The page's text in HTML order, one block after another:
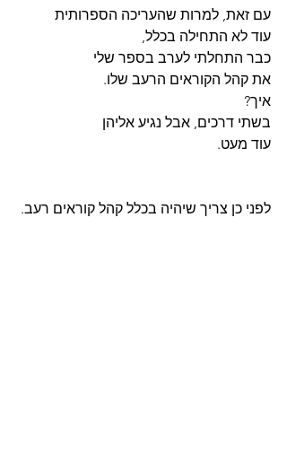
עם זאת, למרות שהעריכה הספרותית
עוד לא התחילה בכלל,
כבר התחלתי לערב בספר שלי
את קהל הקוראים הרעב שלו.
איך?
בשתי דרכים, אבל נגיע אליהן
עוד מעט.
לפני כן צריך שיהיה בכלל קהל קוראים רעב.